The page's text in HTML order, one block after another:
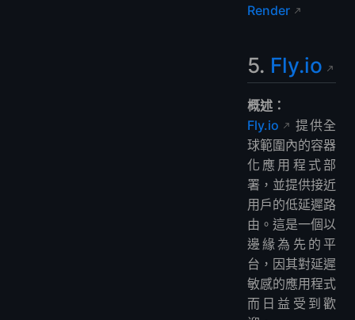
Render
5. Fly.io
概述：
Fly.io
提供全
球範圍內的容器
化應用程式部
署，並提供接近
用戶的低延遲路
由。這是一個以
邊緣為先的平
台，因其對延遲
敏感的應用程式
而日益受到歡